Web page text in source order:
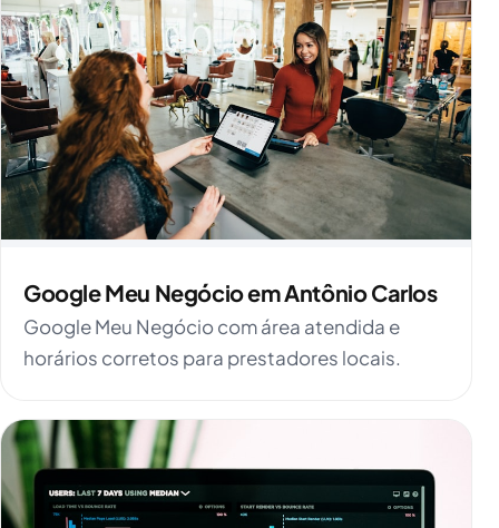
Google Meu Negócio em Antônio Carlos
Google Meu Negócio com área atendida e
horários corretos para prestadores locais.